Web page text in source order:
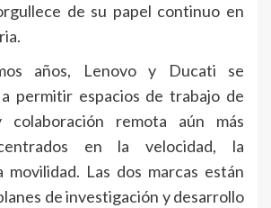
de su papel continuo en
años, Lenovo y Ducati se
permitir espacios de trabajo de
colaboración remota aún más
en la velocidad, la
movilidad. Las dos marcas están
de investigación y desarrollo